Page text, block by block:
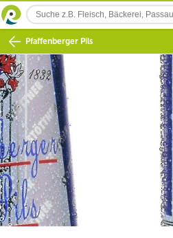
Pfaffenberger Pils